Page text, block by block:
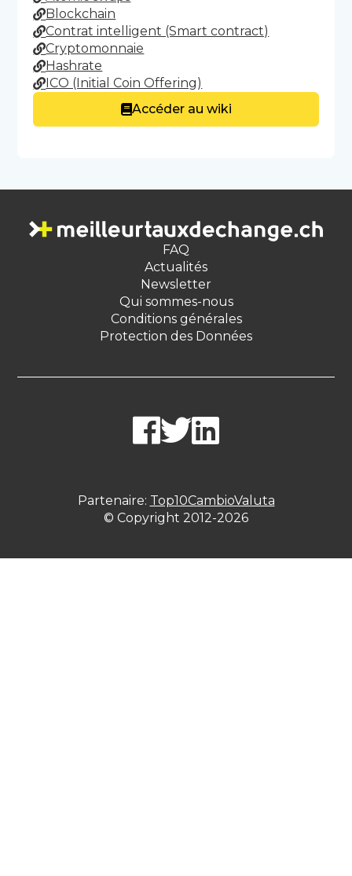
Blockchain
Contrat intelligent (Smart contract)
Cryptomonnaie
Hashrate
ICO (Initial Coin Offering)
Accéder au wiki
FAQ
Actualités
Newsletter
Qui sommes-nous
Conditions générales
Protection des Données
Partenaire: Top10CambioValuta
© Copyright 2012-2026